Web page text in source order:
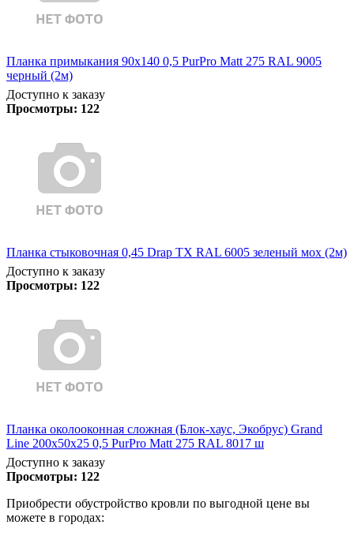
Планка примыкания 90х140 0,5 PurPro Matt 275 RAL 9005
черный (2м)
Доступно к заказу
Просмотры: 122
Планка стыковочная 0,45 Drap TX RAL 6005 зеленый мох (2м)
Доступно к заказу
Просмотры: 122
Планка околооконная сложная (Блок-хаус, Экобрус) Grand
Line 200х50х25 0,5 PurPro Matt 275 RAL 8017 ш
Доступно к заказу
Просмотры: 122
Приобрести обустройство кровли по выгодной цене вы
можете в городах: